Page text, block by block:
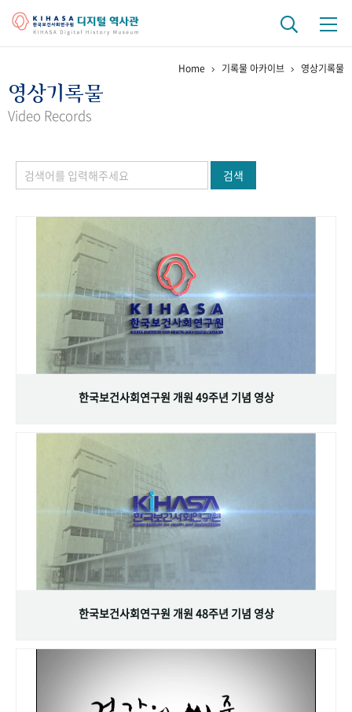
걸어온 길 기관 변천사
정책과 연구 키워드로 보는 연구 역사
연구자들
기록물 아카이브
사진 아카이브 문서 기록물 행정박물 영상 기록물
주년 기념
성과 50선 숫자로 보는 50년
VR 역사관
Home 기록물 아카이브 영상기록물
영상기록물
Video Records
검색
한국보건사회연구원 개원 49주년 기념 영상
한국보건사회연구원 개원 48주년 기념 영상